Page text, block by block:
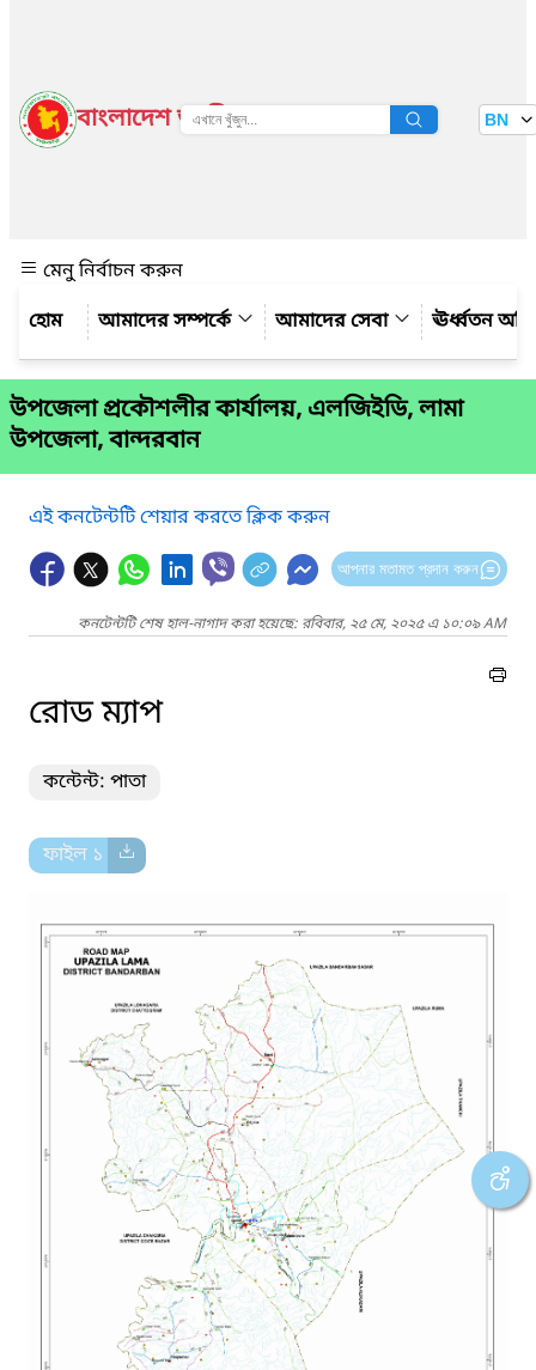
বাংলাদেশ জাতীয় তথ্য বাতায়ন BN
মেনু নির্বাচন করুন
আমাদের সম্পর্কে
আমাদের সেবা ঊর্ধ্বতন
উপজেলা প্রকৌশলীর কার্যালয়, এলজিইডি, লামা
উপজেলা, বান্দরবান
এই কনটেন্টটি শেয়ার করতে ক্লিক করুন
আপনার মতামত প্রদান করুন
কনটেন্টটি শেষ হাল-নাগাদ করা হয়েছে: রবিবার, ২৫ মে, ২০২৫ এ ১০:০৯ AM
রোড ম্যাপ
কন্টেন্ট: পাতা
ফাইল ১